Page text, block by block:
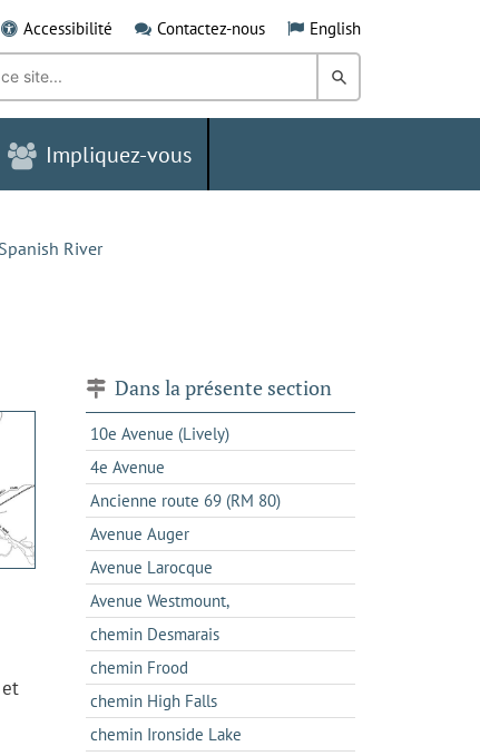
Accessibilité Contactez-nous English
Rechercher
dans
Grand
Impliquez-vous
River
Dans la présente section
10e Avenue (Lively)
4e Avenue
Ancienne route 69 (RM 80)
Avenue Auger
Avenue Larocque
Avenue Westmount,
chemin Desmarais
chemin Frood
chemin High Falls
chemin Ironside Lake